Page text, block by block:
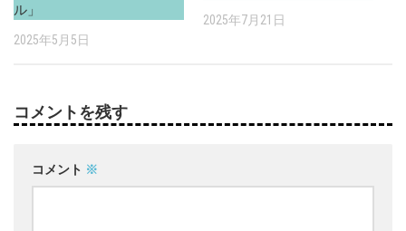
ル」
2025年5月5日
2025年7月21日
コメントを残す
コメント ※